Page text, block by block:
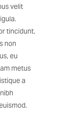
velit
tincidunt.
non
eu
metus
a